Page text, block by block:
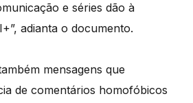
e séries dão à
adianta o documento.
mensagens que
de comentários homofóbicos